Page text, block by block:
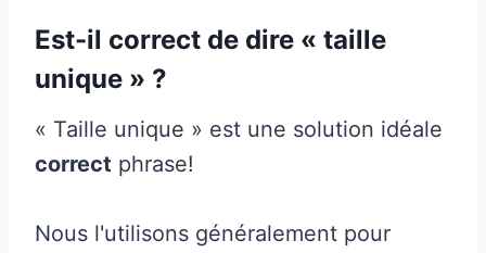
Est-il correct de dire « taille
unique » ?
« Taille unique » est une solution idéale
correct phrase!
Nous l'utilisons généralement pour